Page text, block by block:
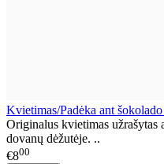
Kvietimas/Padėka ant
Originalus kvietimas užrašytas
dovanų dėžutėje. ..
€800